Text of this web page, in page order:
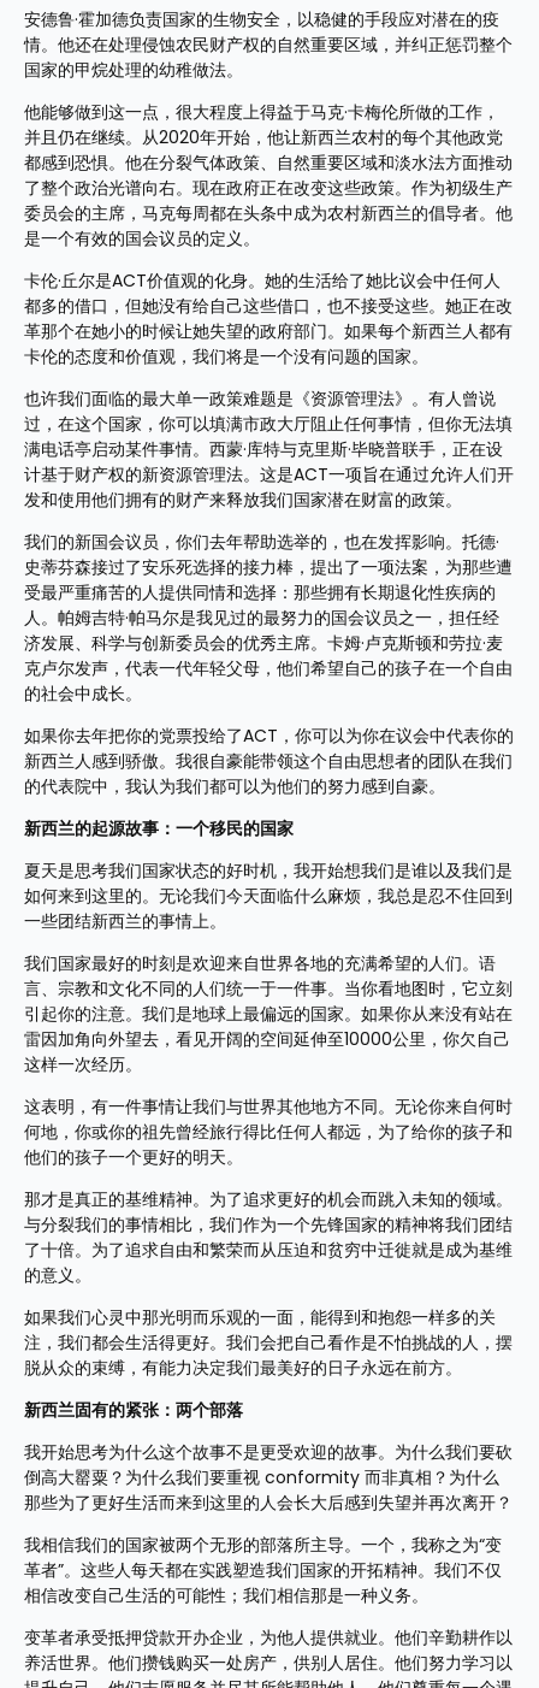
安德鲁·霍加德负责国家的生物安全，以稳健的手段应对潜在的疫
情。他还在处理侵蚀农民财产权的自然重要区域，并纠正惩罚整个
国家的甲烷处理的幼稚做法。
他能够做到这一点，很大程度上得益于马克·卡梅伦所做的工作，
并且仍在继续。从2020年开始，他让新西兰农村的每个其他政党
都感到恐惧。他在分裂气体政策、自然重要区域和淡水法方面推动
了整个政治光谱向右。现在政府正在改变这些政策。作为初级生产
委员会的主席，马克每周都在头条中成为农村新西兰的倡导者。他
是一个有效的国会议员的定义。
卡伦·丘尔是ACT价值观的化身。她的生活给了她比议会中任何人
都多的借口，但她没有给自己这些借口，也不接受这些。她正在改
革那个在她小的时候让她失望的政府部门。如果每个新西兰人都有
卡伦的态度和价值观，我们将是一个没有问题的国家。
也许我们面临的最大单一政策难题是《资源管理法》。有人曾说
过，在这个国家，你可以填满市政大厅阻止任何事情，但你无法填
满电话亭启动某件事情。西蒙·库特与克里斯·毕晓普联手，正在设
计基于财产权的新资源管理法。这是ACT一项旨在通过允许人们开
发和使用他们拥有的财产来释放我们国家潜在财富的政策。
我们的新国会议员，你们去年帮助选举的，也在发挥影响。托德·
史蒂芬森接过了安乐死选择的接力棒，提出了一项法案，为那些遭
受最严重痛苦的人提供同情和选择：那些拥有长期退化性疾病的
人。帕姆吉特·帕马尔是我见过的最努力的国会议员之一，担任经
济发展、科学与创新委员会的优秀主席。卡姆·卢克斯顿和劳拉·麦
克卢尔发声，代表一代年轻父母，他们希望自己的孩子在一个自由
的社会中成长。
如果你去年把你的党票投给了ACT，你可以为你在议会中代表你的
新西兰人感到骄傲。我很自豪能带领这个自由思想者的团队在我们
的代表院中，我认为我们都可以为他们的努力感到自豪。
新西兰的起源故事：一个移民的国家
夏天是思考我们国家状态的好时机，我开始想我们是谁以及我们是
如何来到这里的。无论我们今天面临什么麻烦，我总是忍不住回到
一些团结新西兰的事情上。
我们国家最好的时刻是欢迎来自世界各地的充满希望的人们。语
言、宗教和文化不同的人们统一于一件事。当你看地图时，它立刻
引起你的注意。我们是地球上最偏远的国家。如果你从来没有站在
雷因加角向外望去，看见开阔的空间延伸至10000公里，你欠自己
这样一次经历。
这表明，有一件事情让我们与世界其他地方不同。无论你来自何时
何地，你或你的祖先曾经旅行得比任何人都远，为了给你的孩子和
他们的孩子一个更好的明天。
那才是真正的基维精神。为了追求更好的机会而跳入未知的领域。
与分裂我们的事情相比，我们作为一个先锋国家的精神将我们团结
了十倍。为了追求自由和繁荣而从压迫和贫穷中迁徙就是成为基维
的意义。
如果我们心灵中那光明而乐观的一面，能得到和抱怨一样多的关
注，我们都会生活得更好。我们会把自己看作是不怕挑战的人，摆
脱从众的束缚，有能力决定我们最美好的日子永远在前方。
新西兰固有的紧张：两个部落
我开始思考为什么这个故事不是更受欢迎的故事。为什么我们要砍
倒高大罂粟？为什么我们要重视 conformity 而非真相？为什么
那些为了更好生活而来到这里的人会长大后感到失望并再次离开？
我相信我们的国家被两个无形的部落所主导。一个，我称之为“变
革者”。这些人每天都在实践塑造我们国家的开拓精神。我们不仅
相信改变自己生活的可能性；我们相信那是一种义务。
变革者承受抵押贷款开办企业，为他人提供就业。他们辛勤耕作以
养活世界。他们攒钱购买一处房产，供别人居住。他们努力学习以